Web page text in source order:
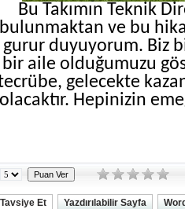
Bu Takımın Teknik
bulunmaktan ve bu
gurur duyuyorum. Biz
bir aile olduğumuzu
gelecekte
olacaktır. Hepinizin
Tavsiye Et Yazdırılabilir Sayfa